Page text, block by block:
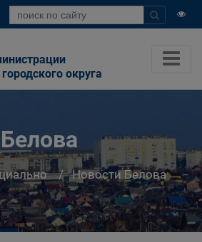
округа
Новости Белова